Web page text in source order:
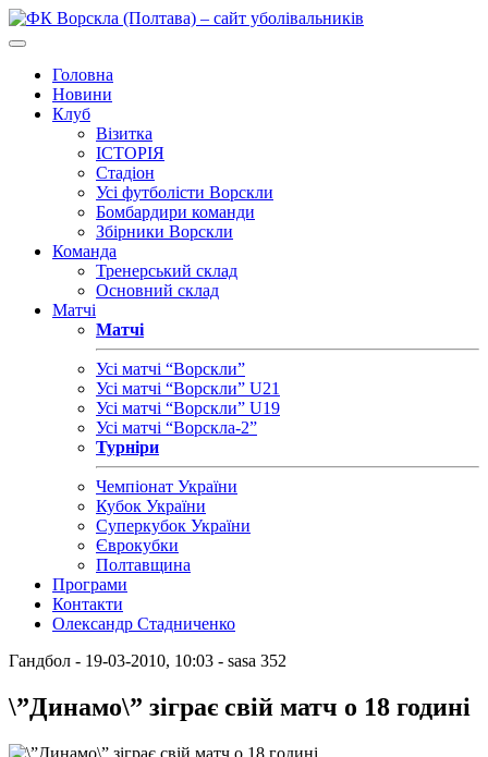
Головна
Новини
Клуб
Візитка
ІСТОРІЯ
Стадіон
Усі футболісти Ворскли
Бомбардири команди
Збірники Ворскли
Команда
Тренерський склад
Основний склад
Матчі
Матчі
Усі матчі “Ворскли”
Усі матчі “Ворскли” U21
Усі матчі “Ворскли” U19
Усі матчі “Ворскла-2”
Турніри
Чемпіонат України
Кубок України
Суперкубок України
Єврокубки
Полтавщина
Програми
Контакти
Олександр Стадниченко
Гандбол - 19-03-2010, 10:03 - sasa 352
\”Динамо\” зіграє свій матч о 18 годині